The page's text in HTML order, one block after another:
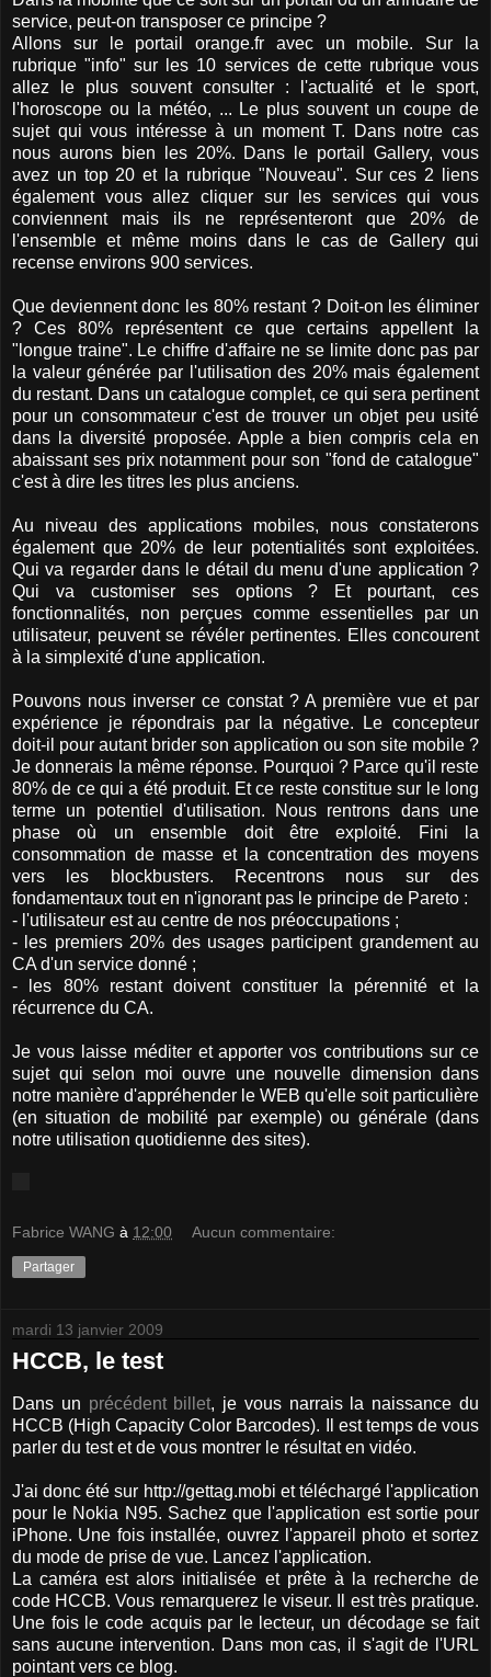
service, peut-on transposer ce principe ?
Allons sur le portail orange.fr avec un mobile. Sur la
rubrique "info" sur les 10 services de cette rubrique vous
allez le plus souvent consulter : l'actualité et le sport,
l'horoscope ou la météo, ... Le plus souvent un coupe de
sujet qui vous intéresse à un moment T. Dans notre cas
nous aurons bien les 20%. Dans le portail Gallery, vous
avez un top 20 et la rubrique "Nouveau". Sur ces 2 liens
également vous allez cliquer sur les services qui vous
conviennent mais ils ne représenteront que 20% de
l'ensemble et même moins dans le cas de Gallery qui
recense environs 900 services.
Que deviennent donc les 80% restant ? Doit-on les éliminer
? Ces 80% représentent ce que certains appellent la
"longue traine". Le chiffre d'affaire ne se limite donc pas par
la valeur générée par l'utilisation des 20% mais également
du restant. Dans un catalogue complet, ce qui sera pertinent
pour un consommateur c'est de trouver un objet peu usité
dans la diversité proposée. Apple a bien compris cela en
abaissant ses prix notamment pour son "fond de catalogue"
c'est à dire les titres les plus anciens.
Au niveau des applications mobiles, nous constaterons
également que 20% de leur potentialités sont exploitées.
Qui va regarder dans le détail du menu d'une application ?
Qui va customiser ses options ? Et pourtant, ces
fonctionnalités, non perçues comme essentielles par un
utilisateur, peuvent se révéler pertinentes. Elles concourent
à la simplexité d'une application.
Pouvons nous inverser ce constat ? A première vue et par
expérience je répondrais par la négative. Le concepteur
doit-il pour autant brider son application ou son site mobile ?
Je donnerais la même réponse. Pourquoi ? Parce qu'il reste
80% de ce qui a été produit. Et ce reste constitue sur le long
terme un potentiel d'utilisation. Nous rentrons dans une
phase où un ensemble doit être exploité. Fini la
consommation de masse et la concentration des moyens
vers les blockbusters. Recentrons nous sur des
fondamentaux tout en n'ignorant pas le principe de Pareto :
- l'utilisateur est au centre de nos préoccupations ;
- les premiers 20% des usages participent grandement au
CA d'un service donné ;
- les 80% restant doivent constituer la pérennité et la
récurrence du CA.
Je vous laisse méditer et apporter vos contributions sur ce
sujet qui selon moi ouvre une nouvelle dimension dans
notre manière d'appréhender le WEB qu'elle soit particulière
(en situation de mobilité par exemple) ou générale (dans
notre utilisation quotidienne des sites).
Fabrice WANG à 12:00 Aucun commentaire:
Partager
mardi 13 janvier 2009
HCCB, le test
Dans un précédent billet, je vous narrais la naissance du
HCCB (High Capacity Color Barcodes). Il est temps de vous
parler du test et de vous montrer le résultat en vidéo.
J'ai donc été sur http://gettag.mobi et téléchargé l'application
pour le Nokia N95. Sachez que l'application est sortie pour
iPhone. Une fois installée, ouvrez l'appareil photo et sortez
du mode de prise de vue. Lancez l'application.
La caméra est alors initialisée et prête à la recherche de
code HCCB. Vous remarquerez le viseur. Il est très pratique.
Une fois le code acquis par le lecteur, un décodage se fait
sans aucune intervention. Dans mon cas, il s'agit de l'URL
pointant vers ce blog.